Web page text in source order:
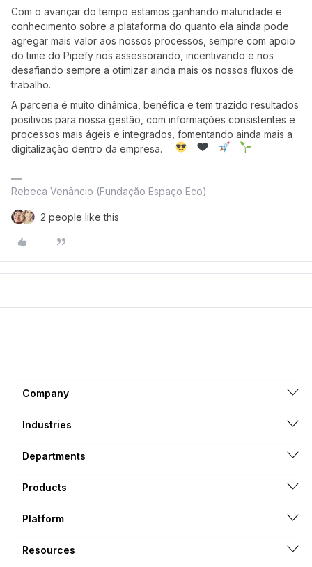
Com o avançar do tempo estamos ganhando maturidade e
conhecimento sobre a plataforma do quanto ela ainda pode
agregar mais valor aos nossos processos, sempre com apoio
do time do Pipefy nos assessorando, incentivando e nos
desafiando sempre a otimizar ainda mais os nossos fluxos de
trabalho.
A parceria é muito dinâmica, benéfica e tem trazido resultados
positivos para nossa gestão, com informações consistentes e
processos mais ágeis e integrados, fomentando ainda mais a
digitalização dentro da empresa.
Rebeca Venâncio (Fundação Espaço Eco)
2 people like this
Company
Industries
Departments
Products
Platform
Resources